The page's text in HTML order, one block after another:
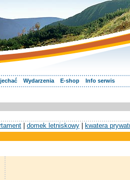
Wydarzenia E-shop Info serwis
domek letniskowy kwatera